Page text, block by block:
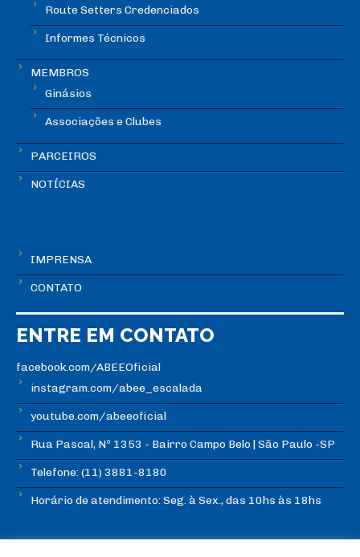
Route Setters Credenciados
Informes Técnicos
MEMBROS
Ginásios
Associações e Clubes
PARCEIROS
NOTÍCIAS
IMPRENSA
CONTATO
ENTRE EM CONTATO
facebook.com/ABEEOficial
instagram.com/abee_escalada
youtube.com/abeeoficial
Rua Pascal, Nº 1353 - Bairro Campo Belo | São Paulo -SP
Telefone: (11) 3881-8180
Horário de atendimento: Seg. à Sex., das 10hs às 18hs